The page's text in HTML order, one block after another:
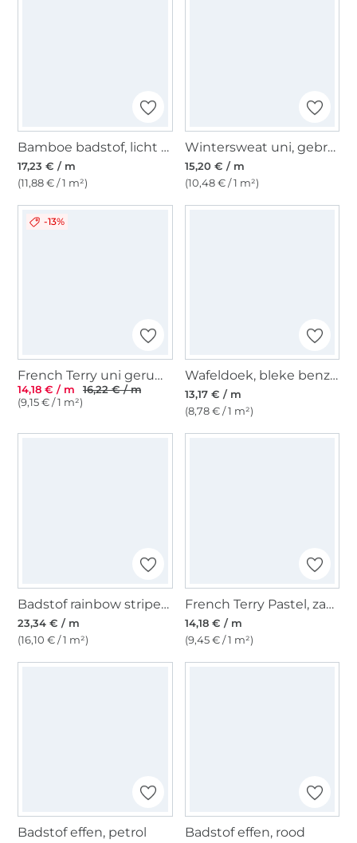
Bamboe badstof, licht duivenblauw
17,23 € / m
(11,88 € / 1 m²)
Wintersweat uni, gebroken wit
15,20 € / m
(10,48 € / 1 m²)
-13%
French Terry uni geruwd, petrol
14,18 € / m
16,22 € / m
(9,15 € / 1 m²)
Wafeldoek, bleke benzine
13,17 € / m
(8,78 € / 1 m²)
Badstof rainbow stripes, veelkleurig
23,34 € / m
(16,10 € / 1 m²)
French Terry Pastel, zandkleurig
14,18 € / m
(9,45 € / 1 m²)
Badstof effen, petrol Badstof effen, rood